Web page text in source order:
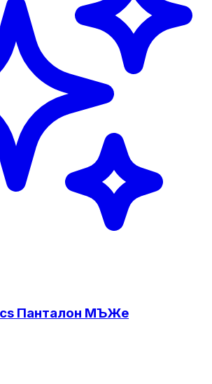
Панталон МЪЖe